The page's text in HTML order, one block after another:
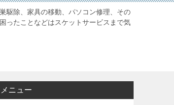
駆除、家具の移動、パソコン修理、その
ったことなどはスケットサービスまで気
メニュー